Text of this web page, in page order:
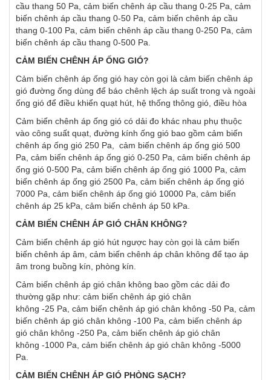
cầu thang 50 Pa, cảm biến chênh áp cầu thang 0-25 Pa, cảm
biến chênh áp cầu thang 0-50 Pa, cảm biến chênh áp cầu
thang 0-100 Pa, cảm biến chênh áp cầu thang 0-250 Pa, cảm
biến chênh áp cầu thang 0-500 Pa.
CẢM BIẾN CHÊNH ÁP ỐNG GIÓ?
Cảm biến chênh áp ống gió hay còn gọi là cảm biến chênh áp
gió đường ống dùng để báo chênh lệch áp suất trong và ngoài
ống gió để điều khiển quạt hút, hệ thống thông gió, điều hòa
Cảm biến chênh áp ống gió có dải đo khác nhau phụ thuộc
vào công suất quạt, đường kính ống gió bao gồm cảm biến
chênh áp ống gió 250 Pa, cảm biến chênh áp ống gió 500
Pa, cảm biến chênh áp ống gió 0-250 Pa, cảm biến chênh áp
ống gió 0-500 Pa, cảm biến chênh áp ống gió 1000 Pa, cảm
biến chênh áp ống gió 2500 Pa, cảm biến chênh áp ống gió
7000 Pa, cảm biến chênh áp ống gió 10000 Pa, cảm biến
chênh áp 25 kPa, cảm biến chênh áp 50 kPa.
CẢM BIẾN CHÊNH ÁP GIÓ CHÂN KHÔNG?
Cảm biến chênh áp gió hút ngược hay còn gọi là cảm biến
biến chênh áp âm, cảm biến chênh áp chân không để tạo áp
âm trong buồng kín, phòng kín.
Cảm biến chênh áp gió chân không bao gồm các dải đo
thường gặp như: cảm biến chênh áp gió chân
không -25 Pa, cảm biến chênh áp gió chân không -50 Pa, cảm
biến chênh áp gió chân không -100 Pa, cảm biến chênh áp
gió chân không -250 Pa, cảm biến chênh áp gió chân
không -1000 Pa, cảm biến chênh áp gió chân không -5000
Pa.
CẢM BIẾN CHÊNH ÁP GIÓ PHÒNG SẠCH?